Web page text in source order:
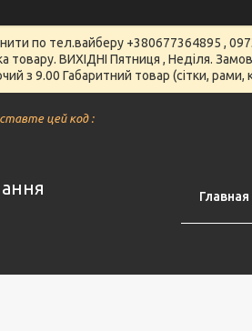
по тел.вайберу +380677364895 ,
товару. ВИХІДНІ Пятниця , Неділя.
з 9.00 Габаритний товар (сітки,
цей код :
Главная